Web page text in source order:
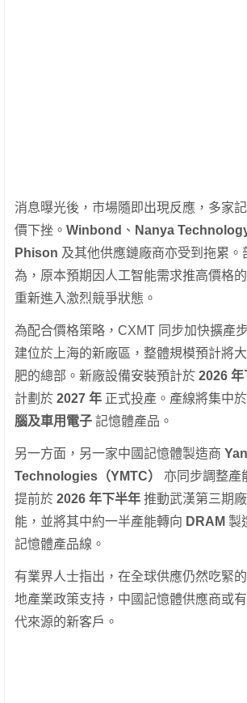
消息曝光後，市場隨即出現反應，多家
價下挫。 Winbond 、 Nanya
Phison 及其他供應鏈廠商亦受到拖累。
為，原本預期因人工智能需求推高價格
重新進入激烈競爭狀態。
為配合價格策略，CXMT 同步加快擴產
建位於上海的新廠區，整體規模預計將
肥的總部。新廠設備安裝預計於 2026 年
計劃於 2027 年 正式投產。產線將集中於
腦及車用電子 記憶體產品。
另一方面，另一家中國記憶體製造商
Technologies（YMTC）
亦同步調整產
提前於 2026 年下半年 推動武漢第三期
能，並將其中約一半產能轉向 DRAM 製
記憶體產品線。
有業界人士指出，在全球供應仍然吃緊
地產業政策支持，中國記憶體供應商或
代來源的新客戶。